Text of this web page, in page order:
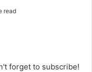
read
forget to subscribe!